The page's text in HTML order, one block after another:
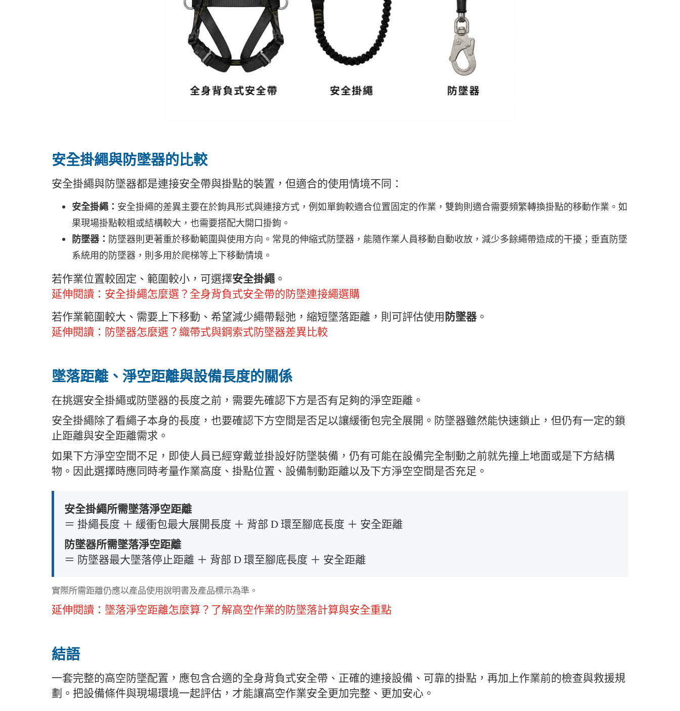
安全掛繩與防墜器的比較
安全掛繩與防墜器都是連接安全帶與掛點的裝置，但適合的使用情境不同：
安全掛繩： 安全掛繩的差異主要在於鉤具形式與連接方式，例如單鉤較適合位置固定的作業，雙鉤則適合需要頻繁轉換掛點的移動作業。如
果現場掛點較粗或結構較大，也需要搭配大開口掛鉤。
防墜器： 防墜器則更著重於移動範圍與使用方向。常見的伸縮式防墜器，能隨作業人員移動自動收放，減少多餘繩帶造成的干擾；垂直防墜
系統用的防墜器，則多用於爬梯等上下移動情境。
若作業位置較固定、範圍較小，可選擇安全掛繩 。
延伸閱讀： 安全掛繩怎麼選？全身背負式安全帶的防墜連接繩選購
若作業範圍較大、需要上下移動、希望減少繩帶鬆弛，縮短墜落距離，則可評估使用防墜器 。
延伸閱讀： 防墜器怎麼選？織帶式與鋼索式防墜器差異比較
墜落距離、淨空距離與設備長度的關係
在挑選安全掛繩或防墜器的長度之前，需要先確認下方是否有足夠的淨空距離。
安全掛繩除了看繩子本身的長度，也要確認下方空間是否足以讓緩衝包完全展開。防墜器雖然能快速鎖止，但仍有一定的鎖
止距離與安全距離需求。
如果下方淨空空間不足，即使人員已經穿戴並掛設好防墜裝備，仍有可能在設備完全制動之前就先撞上地面或是下方結構
物。因此選擇時應同時考量作業高度、掛點位置、設備制動距離以及下方淨空空間是否充足。
安全掛繩所需墜落淨空距離
＝ 掛繩長度 ＋ 緩衝包最大展開長度 ＋ 背部 D 環至腳底長度 ＋ 安全距離
防墜器所需墜落淨空距離
＝ 防墜器最大墜落停止距離 ＋ 背部 D 環至腳底長度 ＋ 安全距離
實際所需距離仍應以產品使用說明書及產品標示為準。
延伸閱讀： 墜落淨空距離怎麼算？了解高空作業的防墜落計算與安全重點
結語
一套完整的高空防墜配置，應包含合適的全身背負式安全帶、正確的連接設備、可靠的掛點，再加上作業前的檢查與救援規
劃。把設備條件與現場環境一起評估，才能讓高空作業安全更加完整、更加安心。